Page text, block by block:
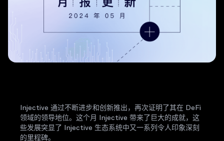
Injective 通过不断进步和创新推出，再次证明了其在 DeFi
领域的领导地位。这个月 Injective 带来了巨大的成就，这
些发展突显了 Injective 生态系统中又一系列令人印象深刻
的里程碑。